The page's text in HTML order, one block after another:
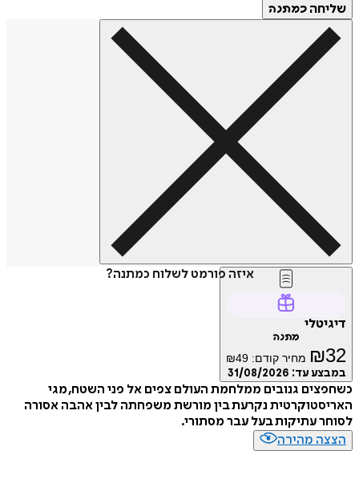
שליחה כמתנה
איזה פורמט לשלוח כמתנה?
דיגיטלי
מתנה
₪32 מחיר קודם: ₪49
במבצע עד: 31/08/2026
כשחפצים גנובים ממלחמת העולם צפים אל פני השטח, מגי
האריסטוקרטית נקרעת בין מורשת משפחתה לבין אהבה אסורה
לסוחר עתיקות בעל עבר מסתורי.
הצצה מהירה